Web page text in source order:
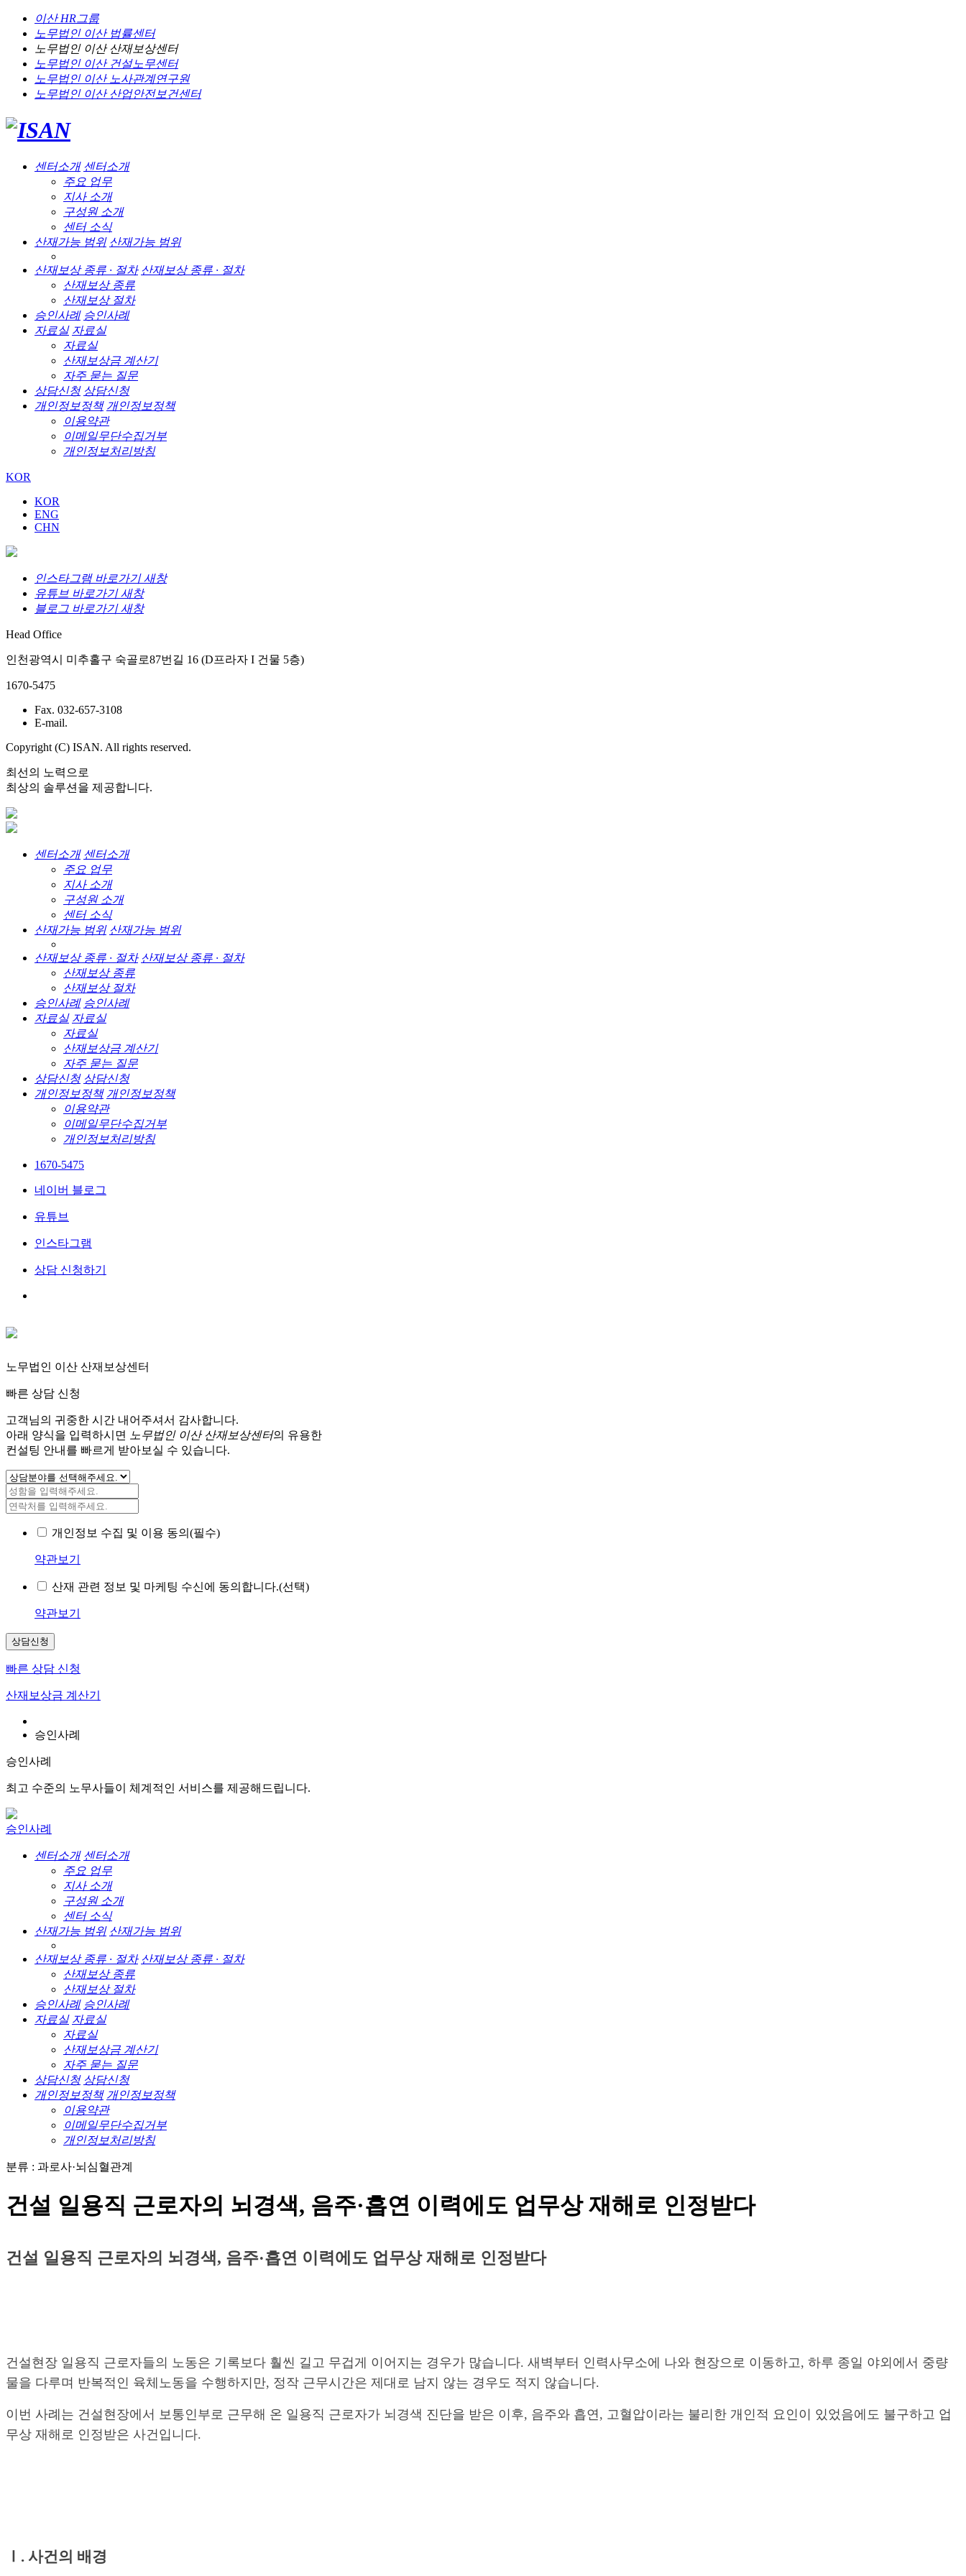
이산 HR그룹
노무법인 이산법률센터
노무법인 이산산재보상센터
노무법인 이산건설노무센터
노무법인 이산노사관계연구원
노무법인 이산산업안전보건센터
센터소개 센터소개
주요 업무
지사 소개
구성원 소개
센터 소식
산재가능 범위 산재가능 범위
산재보상 종류 · 절차 산재보상 종류 · 절차
산재보상 종류
산재보상 절차
승인사례 승인사례
자료실 자료실
자료실
산재보상금 계산기
자주 묻는 질문
상담신청 상담신청
개인정보정책 개인정보정책
이용약관
이메일무단수집거부
개인정보처리방침
KOR
KOR
ENG
CHN
인스타그램 바로가기 새창
유튜브 바로가기 새창
블로그 바로가기 새창
Head Office
인천광역시 미추홀구 숙골로87번길 16 (D프라자 I 건물 5층)
1670-5475
Fax. 032-657-3108
E-mail.
Copyright (C) ISAN. All rights reserved.
최선의 노력으로
최상의 솔루션을 제공합니다.
센터소개 센터소개
주요 업무
지사 소개
구성원 소개
센터 소식
산재가능 범위 산재가능 범위
산재보상 종류 · 절차 산재보상 종류 · 절차
산재보상 종류
산재보상 절차
승인사례 승인사례
자료실 자료실
자료실
산재보상금 계산기
자주 묻는 질문
상담신청 상담신청
개인정보정책 개인정보정책
이용약관
이메일무단수집거부
개인정보처리방침
1670-5475
네이버 블로그
유튜브
인스타그램
상담 신청하기
노무법인 이산 산재보상센터
빠른 상담 신청
고객님의 귀중한 시간 내어주셔서 감사합니다.
아래 양식을 입력하시면
노무법인 이산 산재보상센터의 유용한
컨설팅 안내를 빠르게 받아보실 수 있습니다.
개인정보 수집 및 이용 동의(필수)
약관보기
산재 관련 정보 및 마케팅 수신에 동의합니다.(선택)
약관보기
상담신청
빠른 상담 신청
산재보상금 계산기
승인사례
승인사례
최고 수준의 노무사들이 체계적인 서비스를 제공해드립니다.
승인사례
센터소개 센터소개
주요 업무
지사 소개
구성원 소개
센터 소식
산재가능 범위 산재가능 범위
산재보상 종류 · 절차 산재보상 종류 · 절차
산재보상 종류
산재보상 절차
승인사례 승인사례
자료실 자료실
자료실
산재보상금 계산기
자주 묻는 질문
상담신청 상담신청
개인정보정책 개인정보정책
이용약관
이메일무단수집거부
개인정보처리방침
분류 : 과로사·뇌심혈관계
건설 일용직 근로자의 뇌경색, 음주·흡연 이력에도 업무상 재해로 인정받다
건설 일용직 근로자의 뇌경색, 음주·흡연 이력에도 업무상 재해로 인정받다
건설현장 일용직 근로자들의 노동은 기록보다 훨씬 길고 무겁게 이어지는 경우가 많습니다. 새벽부터 인력사무소에 나와 현장으로 이동하고, 하루 종일 야외에서 중량
물을 다루며 반복적인 육체노동을 수행하지만, 정작 근무시간은 제대로 남지 않는 경우도 적지 않습니다.
이번 사례는 건설현장에서 보통인부로 근무해 온 일용직 근로자가 뇌경색 진단을 받은 이후, 음주와 흡연, 고혈압이라는 불리한 개인적 요인이 있었음에도 불구하고 업
무상 재해로 인정받은 사건입니다.
Ⅰ. 사건의 배경